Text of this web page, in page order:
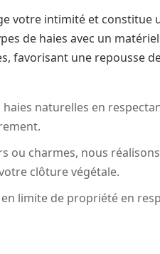
votre intimité et constitue
de haies avec un matériel
favorisant une repousse
naturelles en
ou charmes, nous
clôture végétale.
limite de propriété en